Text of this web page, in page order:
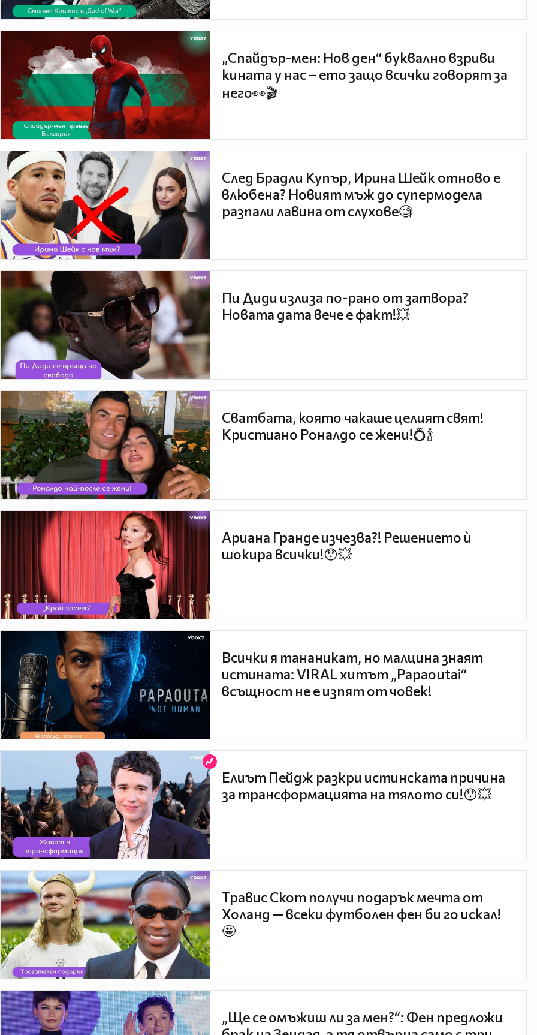
„Спайдър-мен: Нов ден“ буквално взриви
кината у нас – ето защо всички говорят за
него👀🎬
След Брадли Купър, Ирина Шейк отново е
влюбена? Новият мъж до супермодела
разпали лавина от слухове🧐
Пи Диди излиза по-рано от затвора?
Новата дата вече е факт!💥
Сватбата, която чакаше целият свят!
Кристиано Роналдо се жени!💍🍾
Ариана Гранде изчезва?! Решението ѝ
шокира всички!😯💥
Всички я тананикат, но малцина знаят
истината: VIRAL хитът „Papaoutai“
всъщност не е изпят от човек!
Елиът Пейдж разкри истинската причина
за трансформацията на тялото си!😯💥
Травис Скот получи подарък мечта от
Холанд — всеки футболен фен би го искал!
🤩
„Ще се омъжиш ли за мен?“: Фен предложи